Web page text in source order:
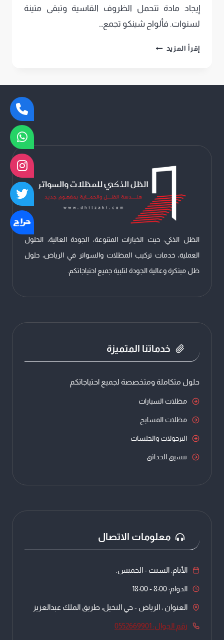
إيجاد مادة تتحمل الظروف القاسية وتبقى متينة
لسنوات. فألواح شينكو تجمع…
إقرأ المزيد تركيب
وسقوف
الرياض
لحماية
الظل الذكي: حيث الخيارات المتنوعة، الجودة العالية، الحلول
العملية، خدمات تركيب المظلات والسواتر في الرياض، حلول
ظل مبتكرة وعالية الجودة لتلبية جميع احتياجاتكم.
خدماتنا المتميزة
حلول متكاملة ومتخصصة لجميع احتياجاتكم
مظلات السيارات
مظلات المسابح
البرجولات والجلسات
تنسيق الحدائق
معلومات الاتصال
الأيام: السبت - الخميس.
الدوام: 8:00 - 18:00
العنوان : الرياض - حي النخيل، طريق الملك عبدالعزيز
رقم الجوال: 0552669901